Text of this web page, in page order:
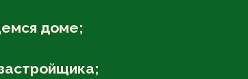
доме;